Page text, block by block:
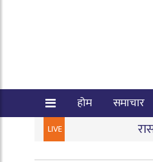
होम समाचार
LIVEरासायनिक मल